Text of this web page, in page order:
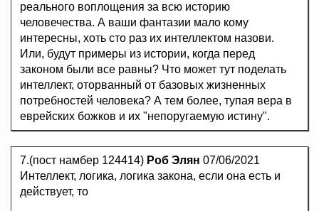
реального воплощения за всю историю
человечества. А ваши фантазии мало кому
интересны, хоть сто раз их интеллектом назови.
Или, будут примеры из истории, когда перед
законом были все равны? Что может тут поделать
интеллект, оторванный от базовых жизненных
потребностей человека? А тем более, тупая вера в
еврейских божков и их "непоругаемую истину".
7.(пост намбер 124414) Роб Элян 07/06/2021
Интеллект, логика, логика закона, если она есть и
действует, то